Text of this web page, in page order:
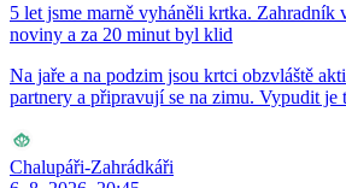
5 let jsme marně vyháněli krtka. Zahradník
noviny a za 20 minut byl klid
Na jaře a na podzim jsou krtci obzvláště
partnery a připravují se na zimu. Vypudit je
Chalupáři-Zahrádkáři